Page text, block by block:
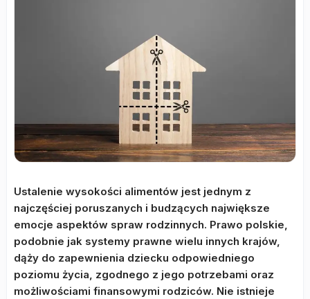
Ustalenie wysokości alimentów jest jednym z
najczęściej poruszanych i budzących największe
emocje aspektów spraw rodzinnych. Prawo polskie,
podobnie jak systemy prawne wielu innych krajów,
dąży do zapewnienia dziecku odpowiedniego
poziomu życia, zgodnego z jego potrzebami oraz
możliwościami finansowymi rodziców. Nie istnieje